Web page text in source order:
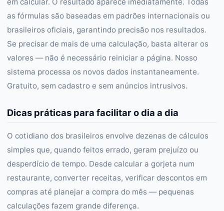
as fórmulas são baseadas em padrões internacionais ou
brasileiros oficiais, garantindo precisão nos resultados.
Se precisar de mais de uma calculação, basta alterar os
valores — não é necessário reiniciar a página. Nosso
sistema processa os novos dados instantaneamente.
Gratuito, sem cadastro e sem anúncios intrusivos.
Dicas práticas para facilitar o dia a dia
O cotidiano dos brasileiros envolve dezenas de cálculos
simples que, quando feitos errado, geram prejuízo ou
desperdício de tempo. Desde calcular a gorjeta num
restaurante, converter receitas, verificar descontos em
compras até planejar a compra do mês — pequenas
calculações fazem grande diferença.